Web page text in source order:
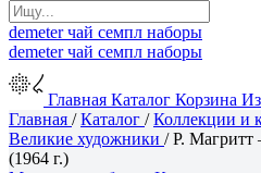
demeterчай семпл наборы
demeterчай семпл наборы
Главная Каталог Корзина
Главная /Каталог /Коллекции и
Великие художники /Р. Магритт
(1964 г.)